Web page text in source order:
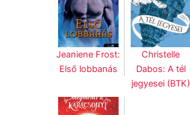
Jeaniene Frost:
Első lobbanás
Christelle
Dabos: A tél
jegyesei (BTK)